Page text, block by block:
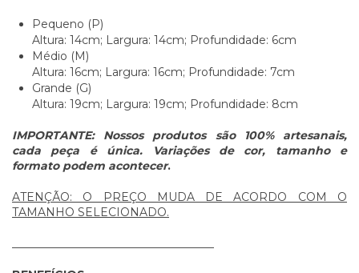
Pequeno (P)
Altura: 14cm; Largura: 14cm; Profundidade: 6cm
Médio (M)
Altura: 16cm; Largura: 16cm; Profundidade: 7cm
Grande (G)
Altura: 19cm; Largura: 19cm; Profundidade: 8cm
IMPORTANTE: Nossos produtos são 100% artesanais,
cada peça é única. Variações de cor, tamanho e
formato podem acontecer.
ATENÇÃO: O PREÇO MUDA DE ACORDO COM O
TAMANHO SELECIONADO.